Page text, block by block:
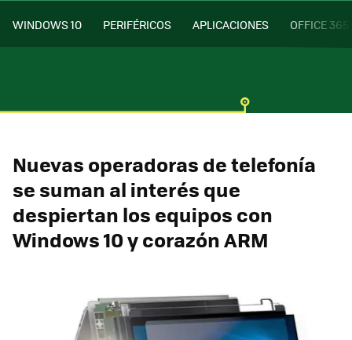
WINDOWS 10 PERIFÉRICOS APLICACIONES OFFICE 365
Nuevas operadoras de telefonía
se suman al interés que
despiertan los equipos con
Windows 10 y corazón ARM